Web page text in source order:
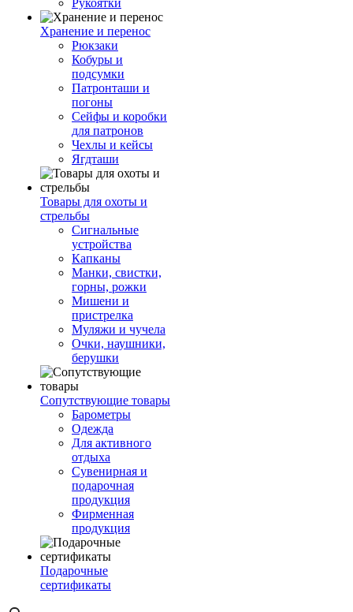
Рукоятки
Хранение и перенос
Рюкзаки
Кобуры и
подсумки
Патронташи и
погоны
Сейфы и коробки
для патронов
Чехлы и кейсы
Ягдташи
Товары для охоты и
стрельбы
Сигнальные
устройства
Капканы
Манки, свистки,
горны, рожки
Мишени и
пристрелка
Муляжи и чучела
Очки, наушники,
берушки
Сопутствующие товары
Барометры
Одежда
Для активного
отдыха
Сувенирная и
подарочная
продукция
Фирменная
продукция
Подарочные
сертификаты